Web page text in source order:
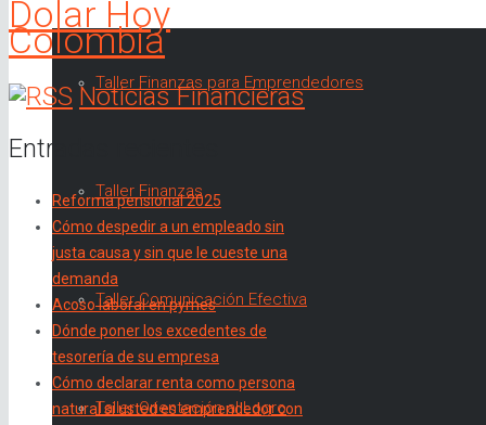
Taller Finanzas para Emprendedores
Taller Finanzas
Taller Comunicación Efectiva
Taller Orientación al Logro
Dolar Hoy
Colombia
Noticias Financieras
Entradas recientes
Reforma pensional 2025
Cómo despedir a un empleado sin
justa causa y sin que le cueste una
demanda
Acoso laboral en pymes
Dónde poner los excedentes de
tesorería de su empresa
Cómo declarar renta como persona
natural si usted es emprendedor con